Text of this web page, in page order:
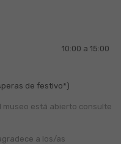
10:00 a 15:00
de festivo*)
museo está abierto consulte
a los/as